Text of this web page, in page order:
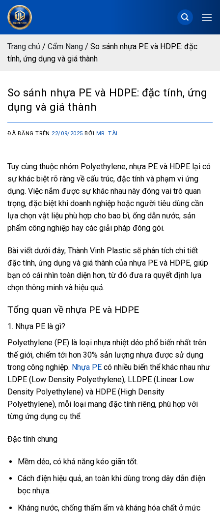
Chuyển
đến
dungTrang chủ / Cẩm Nang / So sánh nhựa PE và HDPE: đặc
tính, ứng dụng và giá thành
So sánh nhựa PE và HDPE: đặc tính, ứng
dụng và giá thành
ĐÃ ĐĂNG TRÊN 22/09/2025 BỞI MR. TÀI
Tuy cùng thuộc nhóm Polyethylene, nhựa PE và HDPE lại có
sự khác biệt rõ ràng về cấu trúc, đặc tính và phạm vi ứng
dụng. Việc nắm được sự khác nhau này đóng vai trò quan
trọng, đặc biệt khi doanh nghiệp hoặc người tiêu dùng cần
lựa chọn vật liệu phù hợp cho bao bì, ống dẫn nước, sản
phẩm công nghiệp hay các giải pháp đóng gói.
Bài viết dưới đây, Thành Vinh Plastic sẽ phân tích chi tiết
đặc tính, ứng dụng và giá thành của nhựa PE và HDPE, giúp
bạn có cái nhìn toàn diện hơn, từ đó đưa ra quyết định lựa
chọn thông minh và hiệu quả.
Tổng quan về nhựa PE và HDPE
1. Nhựa PE là gì?
Polyethylene (PE) là loại nhựa nhiệt dẻo phổ biến nhất trên
thế giới, chiếm tới hơn 30% sản lượng nhựa được sử dụng
trong công nghiệp. Nhựa PE có nhiều biến thể khác nhau như
LDPE (Low Density Polyethylene), LLDPE (Linear Low
Density Polyethylene) và HDPE (High Density
Polyethylene), mỗi loại mang đặc tính riêng, phù hợp với
từng ứng dụng cụ thể.
Đặc tính chung
Mềm dẻo, có khả năng kéo giãn tốt.
Cách điện hiệu quả, an toàn khi dùng trong dây dẫn điện
bọc nhựa.
Kháng nước, chống thấm ẩm và kháng hóa chất ở mức